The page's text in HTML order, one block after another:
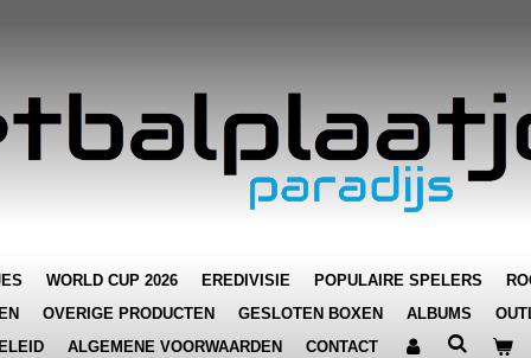
WORLD CUP 2026 EREDIVISIE POPULAIRE SPELERS
OVERIGE PRODUCTEN GESLOTEN BOXEN ALBUMS
ALGEMENE VOORWAARDEN CONTACT